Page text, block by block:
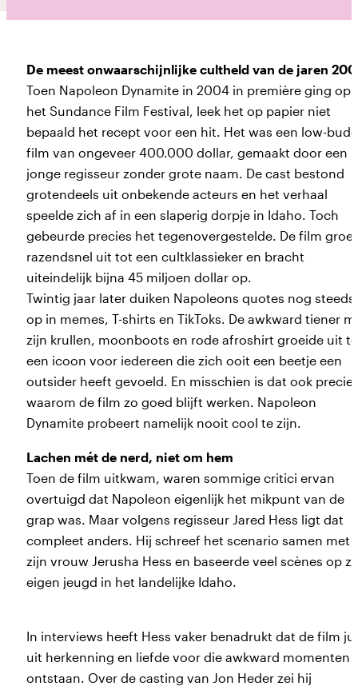
De meest onwaarschijnlijke cultheld van de jaren
Toen Napoleon Dynamite in 2004 in première ging op
het Sundance Film Festival, leek het op papier niet
bepaald het recept voor een hit. Het was een low-
film van ongeveer 400.000 dollar, gemaakt door een
jonge regisseur zonder grote naam. De cast bestond
grotendeels uit onbekende acteurs en het verhaal
speelde zich af in een slaperig dorpje in Idaho. Toch
gebeurde precies het tegenovergestelde. De film
razendsnel uit tot een cultklassieker en bracht
uiteindelijk bijna 45 miljoen dollar op.
Twintig jaar later duiken Napoleons quotes nog steeds
op in memes, T-shirts en TikToks. De awkward tiener
zijn krullen, moonboots en rode afroshirt groeide uit
een icoon voor iedereen die zich ooit een beetje een
outsider heeft gevoeld. En misschien is dat ook
waarom de film zo goed blijft werken. Napoleon
Dynamite probeert namelijk nooit cool te zijn.
Lachen mét de nerd, niet om hem
Toen de film uitkwam, waren sommige critici ervan
overtuigd dat Napoleon eigenlijk het mikpunt van de
grap was. Maar volgens regisseur Jared Hess ligt dat
compleet anders. Hij schreef het scenario samen met
zijn vrouw Jerusha Hess en baseerde veel scènes op
eigen jeugd in het landelijke Idaho.
In interviews heeft Hess vaker benadrukt dat de film
uit herkenning en liefde voor die awkward momenten
ontstaan. Over de casting van Jon Heder zei hij